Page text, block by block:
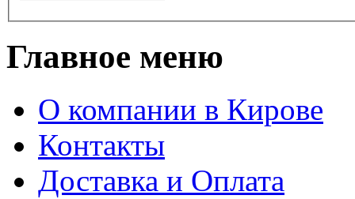
Главное меню
О компании в Кирове
Контакты
Доставка и Оплата